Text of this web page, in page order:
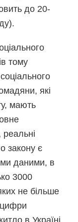
до 20-
тому
які
мають
закону є
даними, в
3000
не більше
цифри
в Україні